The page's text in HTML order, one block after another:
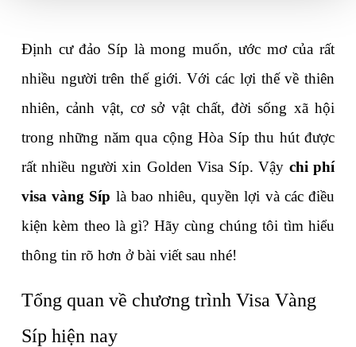
Định cư đảo Síp là mong muốn, ước mơ của rất
nhiều người trên thế giới. Với các lợi thế về thiên
nhiên, cảnh vật, cơ sở vật chất, đời sống xã hội
trong những năm qua cộng Hòa Síp thu hút được
rất nhiều người xin Golden Visa Síp. Vậy chi phí
visa vàng Síp là bao nhiêu, quyền lợi và các điều
kiện kèm theo là gì? Hãy cùng chúng tôi tìm hiểu
thông tin rõ hơn ở bài viết sau nhé!
Tổng quan về chương trình Visa Vàng
Síp hiện nay